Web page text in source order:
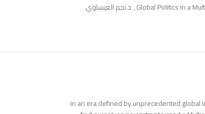
Global Politics in a
, د.نجم العيساوي
In an era defined by unprecedented